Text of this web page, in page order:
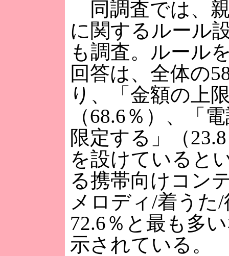
同調査では、
に関するルール
も調査。ルール
回答は、全体の
り、「金額の上
（68.6％）、「
限定する」（
を設けていると
る携帯向けコン
メロディ/着うた
72.6％と最も多
示されている。